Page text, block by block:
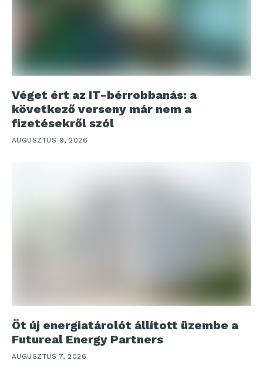
Véget ért az IT-bérrobbanás: a
következő verseny már nem a
fizetésekről szól
AUGUSZTUS 9, 2026
Öt új energiatárolót állított üzembe a
Futureal Energy Partners
AUGUSZTUS 7, 2026